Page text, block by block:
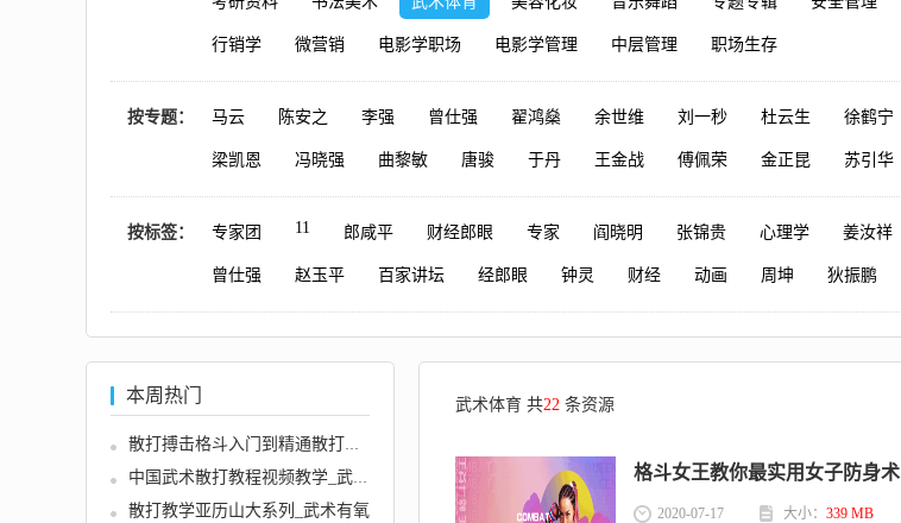
行销学 微营销 电影学职场 电影学管理 中层管理 职场生存
按专题： 马云 陈安之 李强 曾仕强 翟鸿燊 余世维 刘一秒 杜云生 徐鹤宁
梁凯恩 冯晓强 曲黎敏 唐骏 于丹 王金战 傅佩荣 金正昆 苏引华
按标签： 专家团 11 郎咸平 财经郎眼 专家 阎晓明 张锦贵 心理学 姜汝祥
曾仕强 赵玉平 百家讲坛 经郎眼 钟灵 财经 动画 周坤 狄振鹏
本周热门
散打搏击格斗入门到精通散打教程...
中国武术散打教程视频教学_武术自...
散打教学亚历山大系列_武术有氧
武术体育 共22 条资源
格斗女王教你最实用女子防身术
2020-07-17 大小： 339 MB